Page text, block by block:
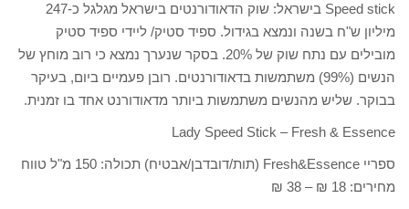
Speed stick בישראל: שוק הדאודורנטים בישראל מגלגל כ-247
מיליון ש"ח בשנה ונמצא בגידול. ספיד סטיק/ ליידי ספיד סטיק
מובילים עם נתח שוק של 20%. בסקר שנערך נמצא כי רוב מוחץ של
הנשים (99%) משתמשות בדאודורנטים. רובן פעמיים ביום, בעיקר
בבוקר. שליש מהנשים משתמשות ביותר מדאודורנט אחד בו זמנית.
Lady Speed Stick – Fresh & Essence
ספריי Fresh&Essence (תות/דובדבן/אבטיח) תכולה: 150 מ"ל טווח
מחירים: 18 ₪ – 38 ₪